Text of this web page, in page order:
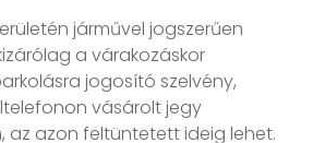
járművel jogszerűen
a várakozáskor
jogosító szelvény,
vásárolt jegy
az azon feltüntetett ideig lehet.